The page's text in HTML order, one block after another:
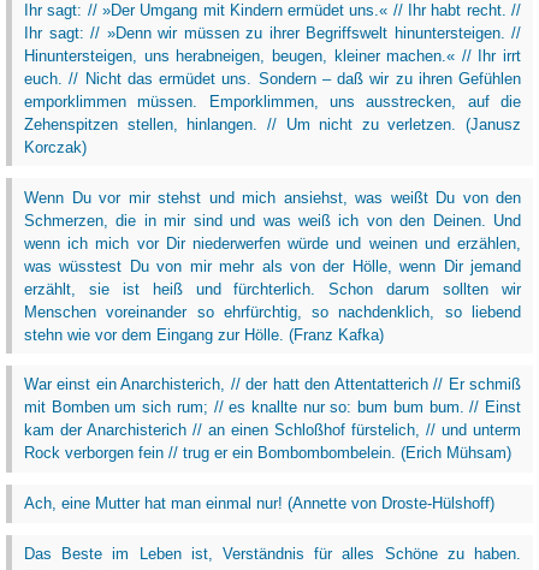
Ihr sagt: // »Der Umgang mit Kindern ermüdet uns.« // Ihr habt recht. //
Ihr sagt: // »Denn wir müssen zu ihrer Begriffswelt hinuntersteigen. //
Hinuntersteigen, uns herabneigen, beugen, kleiner machen.« // Ihr irrt
euch. // Nicht das ermüdet uns. Sondern – daß wir zu ihren Gefühlen
emporklimmen müssen. Emporklimmen, uns ausstrecken, auf die
Zehenspitzen stellen, hinlangen. // Um nicht zu verletzen. (Janusz
Korczak)
Wenn Du vor mir stehst und mich ansiehst, was weißt Du von den
Schmerzen, die in mir sind und was weiß ich von den Deinen. Und
wenn ich mich vor Dir niederwerfen würde und weinen und erzählen,
was wüsstest Du von mir mehr als von der Hölle, wenn Dir jemand
erzählt, sie ist heiß und fürchterlich. Schon darum sollten wir
Menschen voreinander so ehrfürchtig, so nachdenklich, so liebend
stehn wie vor dem Eingang zur Hölle. (Franz Kafka)
War einst ein Anarchisterich, // der hatt den Attentatterich // Er schmiß
mit Bomben um sich rum; // es knallte nur so: bum bum bum. // Einst
kam der Anarchisterich // an einen Schloßhof fürstelich, // und unterm
Rock verborgen fein // trug er ein Bombombombelein. (Erich Mühsam)
Ach, eine Mutter hat man einmal nur! (Annette von Droste-Hülshoff)
Das Beste im Leben ist, Verständnis für alles Schöne zu haben.